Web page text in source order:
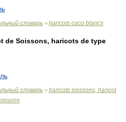
словарь > haricots coco blancs
de Soissons, haricots de type
словарь > haricots soissons, haricot